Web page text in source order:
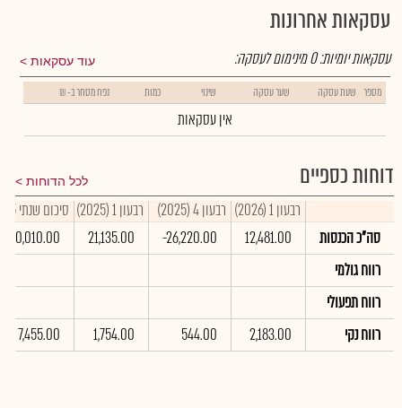
עסקאות אחרונות
עוד עסקאות עסקאות יומיות:0מינימום לעסקה:
מספר שעת עסקה שער עסקה שינוי כמות נפח מסחר ב- ₪
אין עסקאות
דוחות כספיים לכל הדוחות
רבעון 1 (2026) רבעון 4 (2025) רבעון 1 (2025)
סיכום שנתי 2025
סה"כ הכנסות
12,481.00
-26,220.00
21,135.00
120,010.00
רווח גולמי
רווח תפעולי
רווח נקי
2,183.00
544.00
1,754.00
7,455.00